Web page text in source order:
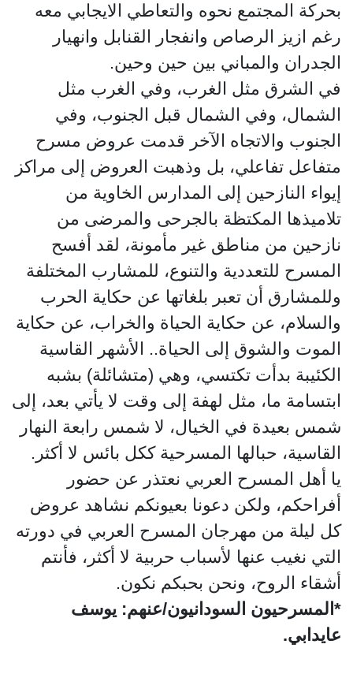
بحركة المجتمع نحوه والتعاطي الايجابي معه
رغم ازيز الرصاص وانفجار القنابل وانهيار
الجدران والمباني بين حين وحين.
في الشرق مثل الغرب، وفي الغرب مثل
الشمال، وفي الشمال قبل الجنوب، وفي
الجنوب والاتجاه الآخر قدمت عروض مسرح
متفاعل تفاعلي، بل وذهبت العروض إلى مراكز
إيواء النازحين إلى المدارس الخاوية من
تلاميذها المكتظة بالجرحى والمرضى من
نازحين من مناطق غير مأمونة، لقد أفسح
المسرح للتعددية والتنوع، للمشارب المختلفة
وللمشارق أن تعبر بلغاتها عن حكاية الحرب
والسلام، عن حكاية الحياة والخراب، عن حكاية
الموت والشوق إلى الحياة.. الأشهر القاسية
الكئيبة بدأت تكتسي، وهي (متشائلة) بشبه
ابتسامة ما، مثل لهفة إلى وقت لا يأتي بعد، إلى
شمس بعيدة في الخيال، لا شمس رابعة النهار
القاسية، حبالها المسرحية ككل بائس لا أكثر.
يا أهل المسرح العربي نعتذر عن حضور
أفراحكم، ولكن دعونا بعيونكم نشاهد عروض
كل ليلة من مهرجان المسرح العربي في دورته
التي نغيب عنها لأسباب حربية لا أكثر، فأنتم
أشقاء الروح، ونحن بحبكم نكون.
*المسرحيون السودانيون/عنهم: يوسف
عايدابي.